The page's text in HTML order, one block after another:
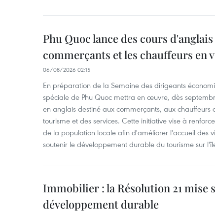
Phu Quoc lance des cours
commerçants et les chauffeurs en
06/08/2026 02:15
En préparation de la Semaine des dirigeants
spéciale de Phu Quoc mettra en œuvre, dès
en anglais destiné aux commerçants, aux chauffeurs
tourisme et des services. Cette initiative vise à
de la population locale afin d'améliorer l'accueil des
soutenir le développement durable du tourisme sur
Immobilier : la Résolution 21 mise
développement durable